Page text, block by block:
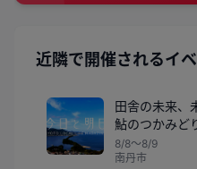
近隣で開催されるイ
田舎の未来、
鮎のつかみど
8/8〜8/9
南丹市